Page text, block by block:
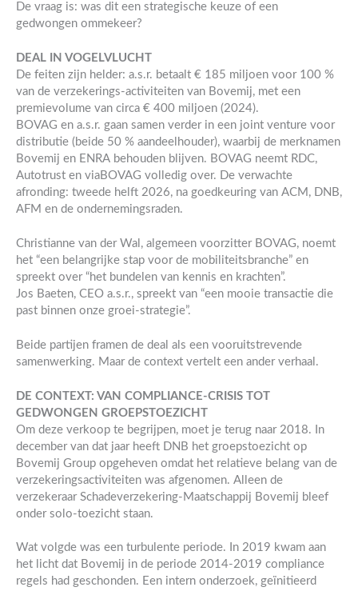
De vraag is: was dit een strategische keuze of een
gedwongen ommekeer?
DEAL IN VOGELVLUCHT
De feiten zijn helder: a.s.r. betaalt € 185 miljoen voor 100 %
van de verzekerings-activiteiten van Bovemij, met een
premievolume van circa € 400 miljoen (2024).
BOVAG en a.s.r. gaan samen verder in een joint venture voor
distributie (beide 50 % aandeelhouder), waarbij de merknamen
Bovemij en ENRA behouden blijven. BOVAG neemt RDC,
Autotrust en viaBOVAG volledig over. De verwachte
afronding: tweede helft 2026, na goedkeuring van ACM, DNB,
AFM en de ondernemingsraden.
Christianne van der Wal, algemeen voorzitter BOVAG, noemt
het “een belangrijke stap voor de mobiliteitsbranche” en
spreekt over “het bundelen van kennis en krachten”.
Jos Baeten, CEO a.s.r., spreekt van “een mooie transactie die
past binnen onze groei-strategie”.
Beide partijen framen de deal als een vooruitstrevende
samenwerking. Maar de context vertelt een ander verhaal.
DE CONTEXT: VAN COMPLIANCE-CRISIS TOT
GEDWONGEN GROEPSTOEZICHT
Om deze verkoop te begrijpen, moet je terug naar 2018. In
december van dat jaar heeft DNB het groepstoezicht op
Bovemij Group opgeheven omdat het relatieve belang van de
verzekeringsactiviteiten was afgenomen. Alleen de
verzekeraar Schadeverzekering-Maatschappij Bovemij bleef
onder solo-toezicht staan.
Wat volgde was een turbulente periode. In 2019 kwam aan
het licht dat Bovemij in de periode 2014-2019 compliance
regels had geschonden. Een intern onderzoek, geïnitieerd